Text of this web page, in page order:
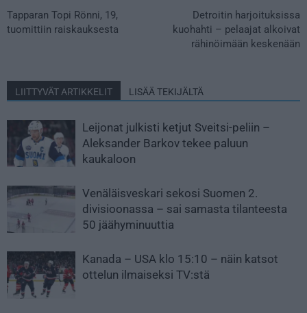
Tapparan Topi Rönni, 19,
tuomittiin raiskauksesta
Detroitin harjoituksissa
kuohahti – pelaajat alkoivat
rähinöimään keskenään
LIITTYVÄT ARTIKKELIT LISÄÄ TEKIJÄLTÄ
Leijonat julkisti ketjut Sveitsi-peliin –
Aleksander Barkov tekee paluun
kaukaloon
Venäläisveskari sekosi Suomen 2.
divisioonassa – sai samasta tilanteesta
50 jäähyminuuttia
Kanada – USA klo 15:10 – näin katsot
ottelun ilmaiseksi TV:stä